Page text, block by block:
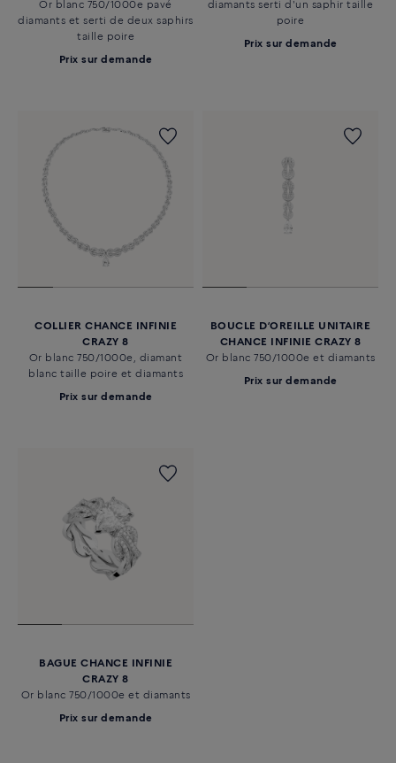
Or blanc 750/1000e pavé
diamants et serti de deux saphirs
taille poire
Prix sur demande
diamants serti d'un saphir taille
poire
Prix sur demande
COLLIER CHANCE INFINIE
CRAZY 8
Or blanc 750/1000e, diamant
blanc taille poire et diamants
Prix sur demande
BOUCLE D’OREILLE UNITAIRE
CHANCE INFINIE CRAZY 8
Or blanc 750/1000e et diamants
Prix sur demande
BAGUE CHANCE INFINIE
CRAZY 8
Or blanc 750/1000e et diamants
Prix sur demande